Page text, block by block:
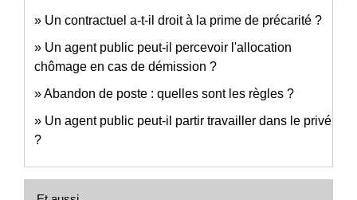
Un contractuel a-t-il droit à la prime de précarité ?
Un agent public peut-il percevoir l'allocation
chômage en cas de démission ?
Abandon de poste : quelles sont les règles ?
Un agent public peut-il partir travailler dans le privé
?